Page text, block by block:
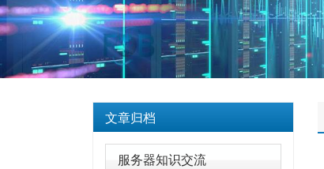
文章归档
服务器知识交流